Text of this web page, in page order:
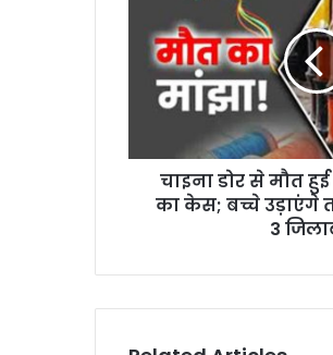
चाइना डोर से मौत हुई
का केस; बच्चे उड़ाएंगे
3